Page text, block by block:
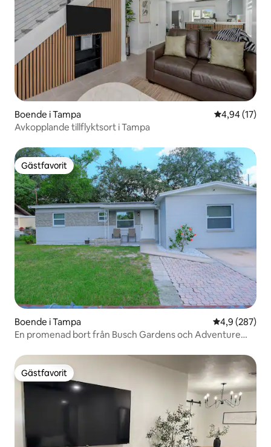
Boende i Tampa 4,94 av 5 i
4,94 (17)
Avkopplande tillflyktsort i Tampa
Gästfavorit
Gästfavorit
Boende i Tampa 4,9 av 5 i
4,9 (287)
En promenad bort från Busch Gardens och Adventure
Gästfavorit
Gästfavorit